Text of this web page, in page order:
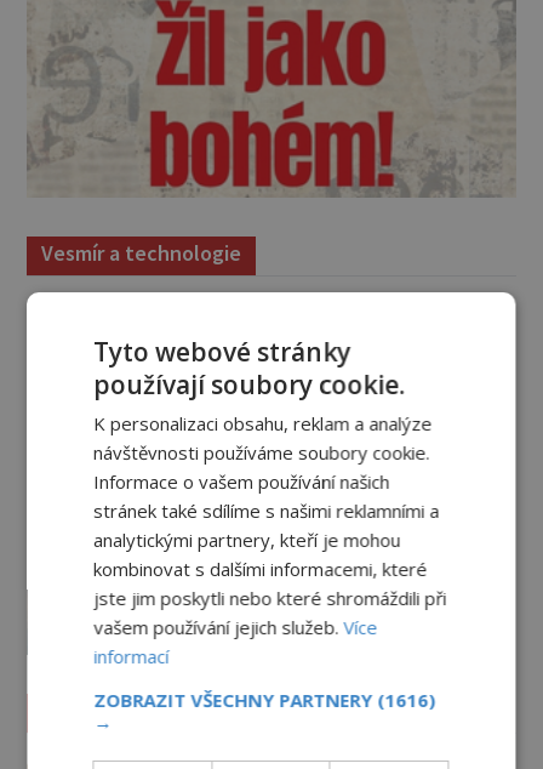
Vesmír a technologie
Marsu? Je na něm přeci jen voda?
7.8.2026
Podivné události roku 2023: Jsou
Američané v obležení UFO?
PREMIUM 27.7.2026 3.5TIS
Nad australským městem
„tančila“ záhadná světla
PREMIUM 4.7.2026 3.4TIS
Záhady historie
Tyto webové stránky
používají soubory cookie.
K personalizaci obsahu, reklam a analýze
návštěvnosti používáme soubory cookie.
Informace o vašem používání našich
stránek také sdílíme s našimi reklamními a
analytickými partnery, kteří je mohou
kombinovat s dalšími informacemi, které
jste jim poskytli nebo které shromáždili při
vašem používání jejich služeb.Více
informací
ZOBRAZIT VŠECHNY PARTNERY (1616)
→